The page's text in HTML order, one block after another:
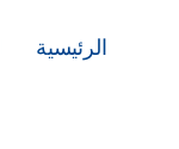
الرئيسية